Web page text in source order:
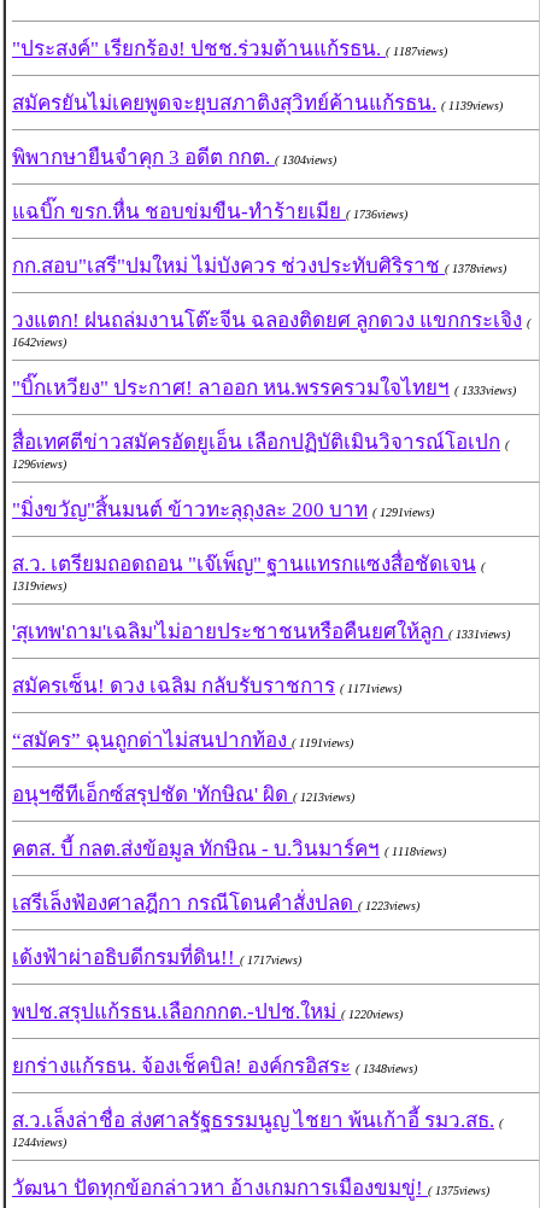
"ประสงค์" เรียกร้อง! ปชช.ร่วมต้านแก้รธน. ( 1187views)
สมัครยันไม่เคยพูดจะยุบสภาติงสุวิทย์ค้านแก้รธน. ( 1139views)
พิพากษายืนจำคุก 3 อดีต กกต. ( 1304views)
แฉบิ๊ก ขรก.หื่น ชอบข่มขืน-ทำร้ายเมีย ( 1736views)
กก.สอบ"เสรี"ปมใหม่ ไม่บังควร ช่วงประทับศิริราช ( 1378views)
วงแตก! ฝนถล่มงานโต๊ะจีน ฉลองติดยศ ลูกดวง แขกกระเจิง (
1642views)
"บิ๊กเหวียง" ประกาศ! ลาออก หน.พรรครวมใจไทยฯ ( 1333views)
สื่อเทศตีข่าวสมัครอัดยูเอ็น เลือกปฏิบัติเมินวิจารณ์โอเปก (
1296views)
"มิ่งขวัญ"สิ้นมนต์ ข้าวทะลุถุงละ 200 บาท ( 1291views)
ส.ว. เตรียมถอดถอน "เจ๊เพ็ญ" ฐานแทรกแซงสื่อชัดเจน (
1319views)
'สุเทพ'ถาม'เฉลิม'ไม่อายประชาชนหรือคืนยศให้ลูก ( 1331views)
สมัครเซ็น! ดวง เฉลิม กลับรับราชการ ( 1171views)
“สมัคร” ฉุนถูกด่าไม่สนปากท้อง ( 1191views)
อนุฯซีทีเอ็กซ์สรุปชัด 'ทักษิณ' ผิด ( 1213views)
คตส. บี้ กลต.ส่งข้อมูล ทักษิณ - บ.วินมาร์คฯ ( 1118views)
เสรีเล็งฟ้องศาลฎีกา กรณีโดนคำสั่งปลด ( 1223views)
เด้งฟ้าผ่าอธิบดีกรมที่ดิน!! ( 1717views)
พปช.สรุปแก้รธน.เลือกกกต.-ปปช.ใหม่ ( 1220views)
ยกร่างแก้รธน. จ้องเช็คบิล! องค์กรอิสระ ( 1348views)
ส.ว.เล็งล่าชื่อ ส่งศาลรัฐธรรมนูญ ไชยา พ้นเก้าอี้ รมว.สธ. (
1244views)
วัฒนา ปัดทุกข้อกล่าวหา อ้างเกมการเมืองขมขู่! ( 1375views)